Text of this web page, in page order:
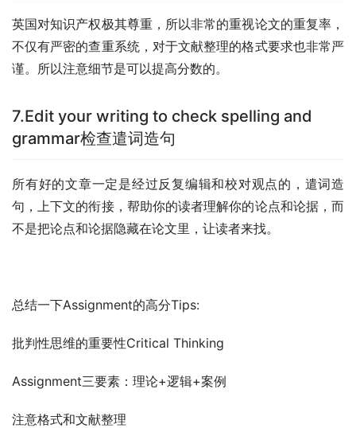
英国对知识产权极其尊重，所以非常的重视论文的重复率，
不仅有严密的查重系统，对于文献整理的格式要求也非常严
谨。所以注意细节是可以提高分数的。
7.Edit your writing to check spelling and
grammar检查遣词造句
所有好的文章一定是经过反复编辑和校对观点的，遣词造
句，上下文的衔接，帮助你的读者理解你的论点和论据，而
不是把论点和论据隐藏在论文里，让读者来找。
总结一下Assignment的高分Tips:
批判性思维的重要性Critical Thinking
Assignment三要素：理论+逻辑+案例
注意格式和文献整理